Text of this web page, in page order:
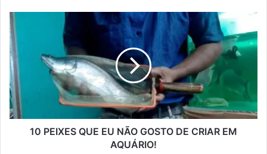
10 PEIXES QUE EU NÃO GOSTO DE CRIAR EM
AQUÁRIO!